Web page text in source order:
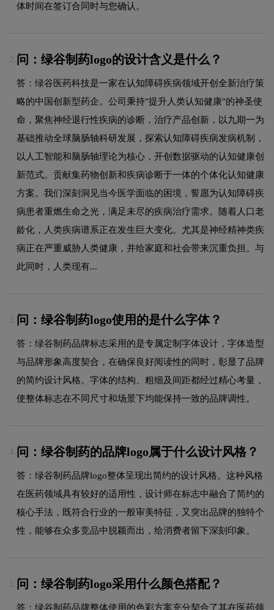
体时间在签订合同时与您确认。
2. 问：绿谷制药logo的设计含义是什么？
答：绿谷医药科技是一家在认知障碍疾病领域开创全新治疗策
略的中国创新型药企。公司秉持"提升人类认知健康"的神圣使
命，聚焦神经退行性疾病的诊断，治疗产品创新，以九期一为
基础推动全球脑肠轴科研发展，探索认知障碍疾病发病机制，
以人工智能和脑肠轴理论为核心，开创数据驱动的认知健康创
新范式。贡献集药物创新和疾病诊断于一体的个体化认知健康
方案。我们深刻洞见当今医学面临的困境，誓愿为认知障碍疾
病患者重燃生命之光，满足未尽的疾病治疗需求。随着人口老
龄化，人类疾病谱系正在发生巨大变化。尤其是神经精神类疾
病正在严重威胁人类健康，并给家庭和社会带来沉重负担。与
此同时，人类现有...
3. 问：绿谷制药logo使用的是什么字体？
答：绿谷制药品牌标志采用的是专属定制字体设计，字体造型
与品牌形象高度契合，在确保良好阅读性的同时，彰显了品牌
的简约设计风格。字体的结构、粗细及间距都经过精心考量，
使整体标志在不同尺寸和场景下均能保持一致的品牌调性。
4. 问：绿谷制药的品牌logo属于什么设计风格？
答：绿谷制药品牌logo整体呈现出简约的设计风格。这种风格
在医药领域具有较好的适用性，设计师在标志中融合了简约的
核心手法，既符合行业的一般审美特征，又突出品牌的独特个
性，能够在众多竞品中脱颖而出，给消费者留下深刻印象。
5. 问：绿谷制药logo采用什么颜色搭配？
答：绿谷制药品牌整体使用的色彩方案充分契合了其在医药领